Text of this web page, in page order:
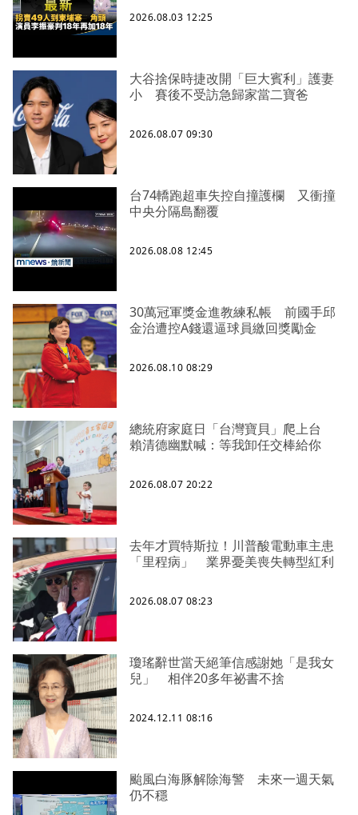
2026.08.03 12:25
大谷捨保時捷改開「巨大賓利」護妻
小 賽後不受訪急歸家當二寶爸
2026.08.07 09:30
台74轎跑超車失控自撞護欄 又衝撞
中央分隔島翻覆
2026.08.08 12:45
30萬冠軍獎金進教練私帳 前國手邱
金治遭控A錢還逼球員繳回獎勵金
2026.08.10 08:29
總統府家庭日「台灣寶貝」爬上台
賴清德幽默喊：等我卸任交棒給你
2026.08.07 20:22
去年才買特斯拉！川普酸電動車主患
「里程病」 業界憂美喪失轉型紅利
2026.08.07 08:23
瓊瑤辭世當天絕筆信感謝她「是我女
兒」 相伴20多年祕書不捨
2024.12.11 08:16
颱風白海豚解除海警 未來一週天氣
仍不穩